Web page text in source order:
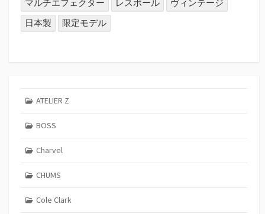
マルチエフェクター
レスポール
ヴィンテージ
日本製
限定モデル
ATELIER Z
BOSS
Charvel
CHUMS
Cole Clark